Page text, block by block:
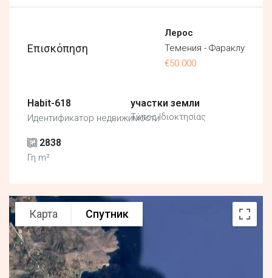
Επισκόπηση
Лерос
Темения - Фараклу
€50.000
Habit-618
Идентификатор недвижимости
участки земли
Τύπος Ιδιοκτησίας
2838
Γη m²
Карта Спутник